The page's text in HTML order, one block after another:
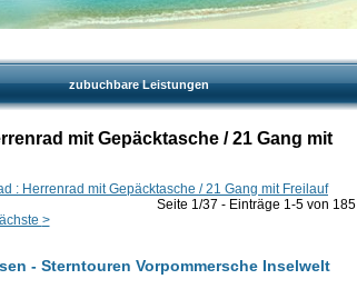
zubuchbare Leistungen
mit Gepäcktasche / 21 Gang mit
: Herrenrad mit Gepäcktasche / 21 Gang mit Freilauf
Seite 1/37 - Einträge 1-5 von 185
>
- Sterntouren Vorpommersche Inselwelt